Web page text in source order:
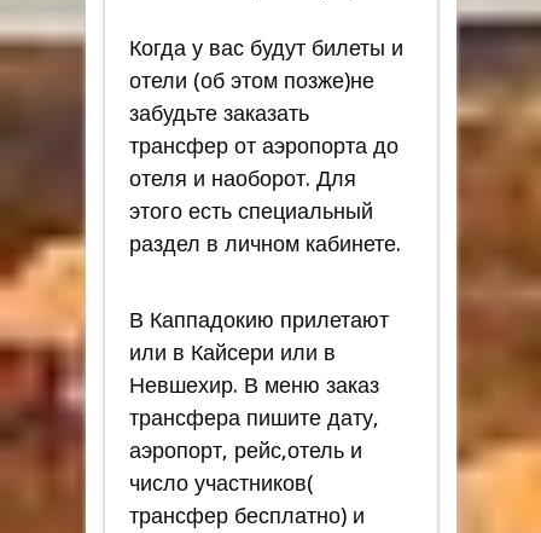
Когда у вас будут билеты и
отели (об этом позже)не
забудьте заказать
трансфер от аэропорта до
отеля и наоборот. Для
этого есть специальный
раздел в личном кабинете.
В Каппадокию прилетают
или в Кайсери или в
Невшехир. В меню заказ
трансфера пишите дату,
аэропорт, рейс,отель и
число участников(
трансфер бесплатно) и